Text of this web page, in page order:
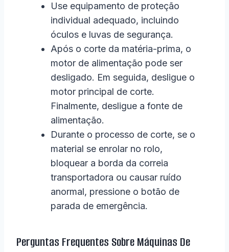
Use equipamento de proteção
individual adequado, incluindo
óculos e luvas de segurança.
Após o corte da matéria-prima, o
motor de alimentação pode ser
desligado. Em seguida, desligue o
motor principal de corte.
Finalmente, desligue a fonte de
alimentação.
Durante o processo de corte, se o
material se enrolar no rolo,
bloquear a borda da correia
transportadora ou causar ruído
anormal, pressione o botão de
parada de emergência.
Perguntas Frequentes Sobre Máquinas De